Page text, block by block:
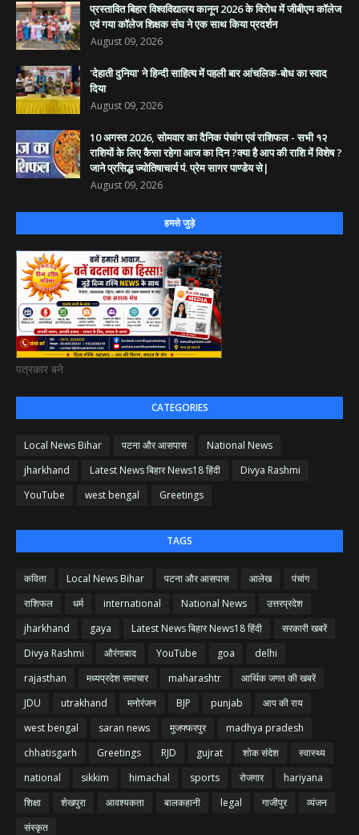
​प्रस्तावित बिहार विश्वविद्यालय कानून 2026 के विरोध में जीबीएम कॉलेज
एवं गया कॉलेज शिक्षक संघ ने एक साथ किया प्रदर्शन
August 09, 2026
'देहाती दुनिया' ने हिन्दी साहित्य में पहली बार आंचलिक-बोध का स्वाद
दिया
August 09, 2026
10 अगस्त 2026, सोमवार का दैनिक पंचांग एवं राशिफल - सभी १२
राशियों के लिए कैसा रहेगा आज का दिन ?क्या है आप की राशि में विशेष ?
जाने प्रसिद्ध ज्योतिषाचार्य पं. प्रेम सागर पाण्डेय से|
August 09, 2026
हमसे जुड़े
पत्रकार बने
CATEGORIES
Local News Bihar पटना और आसपास
National News
jharkhand
Latest News बिहार News18 हिंदी
Divya Rashmi
YouTube
west bengal Greetings
TAGS
कविता Local News Bihar पटना और आसपास आलेख
पंचांग
राशिफल
धर्म international National News
उत्तरप्रदेश
jharkhand
gaya Latest News बिहार News18 हिंदी
सरकारी खबरें
Divya Rashmi
औरंगाबाद YouTube goa
delhi
rajasthan
मध्यप्रदेश समाचार maharashtr
आर्थिक जगत की खबरें
JDU
utrakhand मनोरंजन BJP punjab
आप की राय
west bengal
saran news मुजफ्फरपुर
madhya pradesh
chhatisgarh
Greetings RJD gujrat शोक संदेश
स्वास्थ्य
national
sikkim himachal sports रोजगार
hariyana
शिक्षा
शेखपुरा आवश्यकता बालकहानी legal गाजीपुर
व्यंजन
संस्कृत